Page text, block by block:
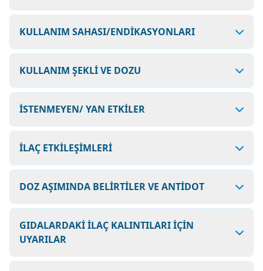
KULLANIM SAHASI/ENDİKASYONLARI
KULLANIM ŞEKLİ VE DOZU
İSTENMEYEN/ YAN ETKİLER
İLAÇ ETKİLEŞİMLERİ
DOZ AŞIMINDA BELİRTİLER VE ANTİDOT
GIDALARDAKİ İLAÇ KALINTILARI İÇİN
UYARILAR